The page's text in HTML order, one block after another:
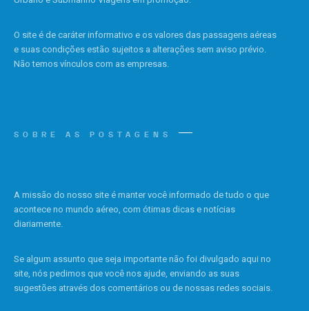
O site é de caráter informativo e os valores das passagens aéreas
e suas condições estão sujeitos a alterações sem aviso prévio.
Não temos vínculos com as empresas.
SOBRE AS POSTAGENS
A missão do nosso site é manter você informado de tudo o que
acontece no mundo aéreo, com ótimas dicas e notícias
diariamente.
Se algum assunto que seja importante não foi divulgado aqui no
site, nós pedimos que você nos ajude, enviando as suas
sugestões através dos comentários ou de nossas redes sociais.